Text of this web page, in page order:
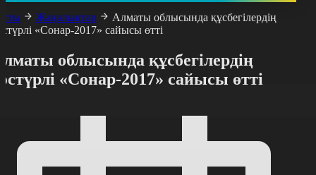
Жаңалықтар
Алматы облысында құсбегілердің
«Сонар-2017» сайысы өтті
облысында құсбегілердің
«Сонар-2017» сайысы өтті